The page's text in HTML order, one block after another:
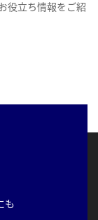
役立ち情報をご紹
も